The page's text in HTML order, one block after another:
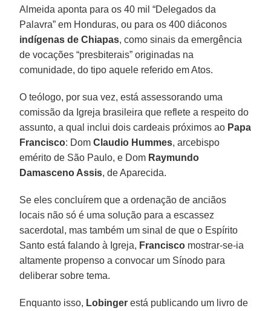
Almeida aponta para os 40 mil “Delegados da
Palavra” em Honduras, ou para os 400 diáconos
indígenas de Chiapas, como sinais da emergência
de vocações “presbiterais” originadas na
comunidade, do tipo aquele referido em Atos.
O teólogo, por sua vez, está assessorando uma
comissão da Igreja brasileira que reflete a respeito do
assunto, a qual inclui dois cardeais próximos ao Papa
Francisco: DomClaudio Hummes, arcebispo
emérito de São Paulo, e Dom Raymundo
Damasceno Assis, de Aparecida.
Se eles concluírem que a ordenação de anciãos
locais não só é uma solução para a escassez
sacerdotal, mas também um sinal de que o Espírito
Santo está falando à Igreja, Francisco mostrar-se-ia
altamente propenso a convocar um Sínodo para
deliberar sobre tema.
Enquanto isso, Lobinger está publicando um livro de